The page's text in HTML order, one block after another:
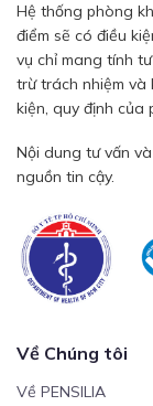
Hệ thống phòng
điểm sẽ có điều
vụ chỉ mang tính
trừ trách nhiệm và
kiện, quy định của
Nội dung tư vấn
nguồn tin cậy.
Về Chúng tôi
Về PENSILIA